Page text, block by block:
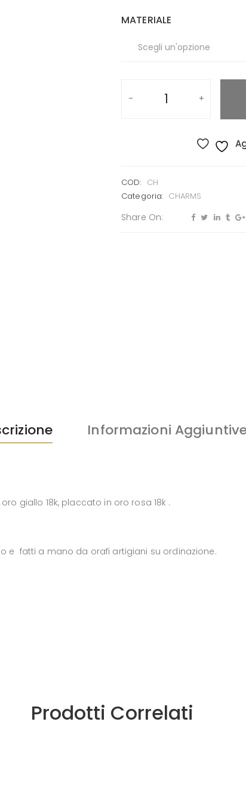
MATERIALE
COD: CH
Categoria: CHARMS
Share On:
Informazioni
giallo 18k, placcato in oro rosa 18k .
e fatti a mano da orafi artigiani su ordinazione.
Prodotti Correlati